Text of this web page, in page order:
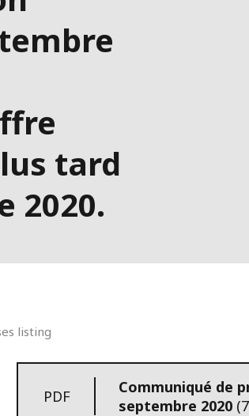
tard
2020.
listing
PDF
Communiqué de
septembre 2020